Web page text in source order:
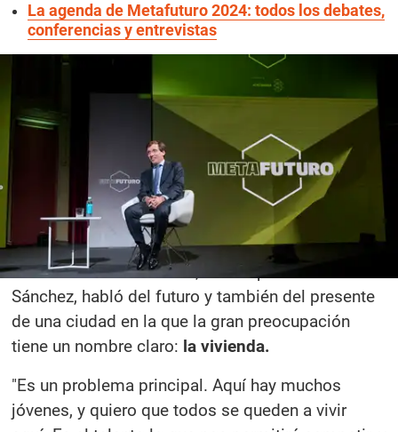
La agenda de Metafuturo 2024: todos los debates,
conferencias y entrevistas
Atresmedia
23 oct 2024 | 13:06
José Luis Martínez-Almeida
, alcalde de Madrid,
fue uno de los invitados de la tercera jornada de
Metafuturo 2024. El edil, en sus palabras a Manu
Sánchez, habló del futuro y también del presente
de una ciudad en la que la gran preocupación
tiene un nombre claro: la vivienda.
"Es un problema principal. Aquí hay muchos
jóvenes, y quiero que todos se queden a vivir